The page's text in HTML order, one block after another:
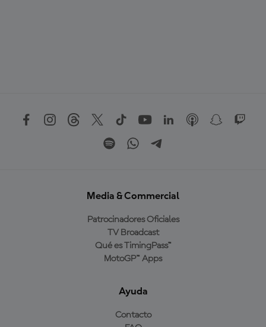
Media & Commercial
Patrocinadores Oficiales
TV Broadcast
Qué es TimingPass™
MotoGP™ Apps
Ayuda
Contacto